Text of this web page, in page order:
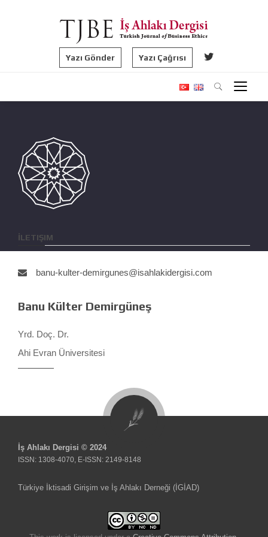
Yazı Gönder Yazı Çağrısı
İLETIŞIM
banu-kulter-demirgunes@isahlakidergisi.com
Banu Külter Demirgüneş
Yrd. Doç. Dr.
Ahi Evran Üniversitesi
İş Ahlakı Dergisi © 2024
ISSN: 1308-4070, E-ISSN: 2149-8148
Türkiye İktisadi Girişim ve İş Ahlakı Derneği (İGİAD)